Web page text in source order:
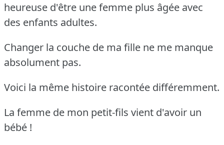
heureuse d'être une femme plus âgée avec
des enfants adultes.
Changer la couche de ma fille ne me manque
absolument pas.
Voici la même histoire racontée différemment.
La femme de mon petit-fils vient d'avoir un
bébé !